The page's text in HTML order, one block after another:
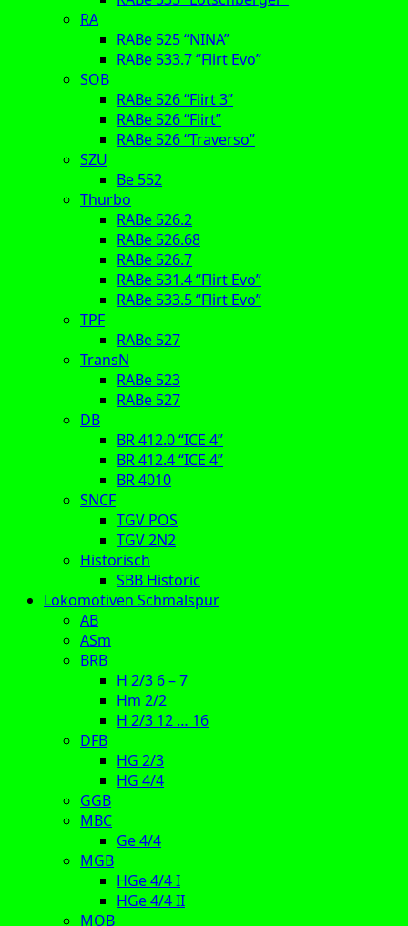
RA
RABe 525 “NINA”
RABe 533.7 “Flirt Evo”
SOB
RABe 526 “Flirt 3”
RABe 526 “Flirt”
RABe 526 “Traverso”
SZU
Be 552
Thurbo
RABe 526.2
RABe 526.68
RABe 526.7
RABe 531.4 “Flirt Evo”
RABe 533.5 “Flirt Evo”
TPF
RABe 527
TransN
RABe 523
RABe 527
DB
BR 412.0 “ICE 4”
BR 412.4 “ICE 4”
BR 4010
SNCF
TGV POS
TGV 2N2
Historisch
SBB Historic
Lokomotiven Schmalspur
AB
ASm
BRB
H 2/3 6 – 7
Hm 2/2
H 2/3 12 … 16
DFB
HG 2/3
HG 4/4
GGB
MBC
Ge 4/4
MGB
HGe 4/4 I
HGe 4/4 II
MOB